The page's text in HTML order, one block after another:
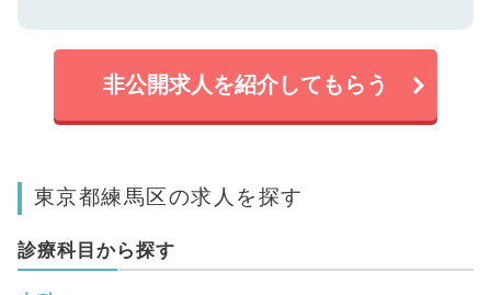
非公開求人を紹介してもらう
東京都練馬区の求人を探す
診療科目から探す